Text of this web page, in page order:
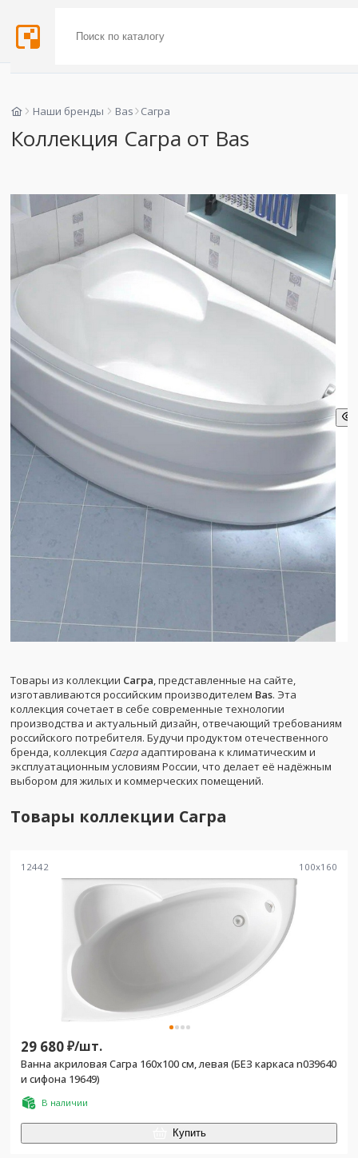
Наши бренды Bas Сагра
Коллекция Сагра от Bas
Товары из коллекции Сагра , представленные на сайте,
изготавливаются российским производителем Bas. Эта
коллекция сочетает в себе современные технологии
производства и актуальный дизайн, отвечающий требованиям
российского потребителя. Будучи продуктом отечественного
бренда, коллекция Сагра адаптирована к климатическим и
эксплуатационным условиям России, что делает её надёжным
выбором для жилых и коммерческих помещений.
Товары коллекции Сагра
12442 100x160
29 680₽/шт.
Ванна акриловая Сагра 160х100 см, левая (БЕЗ каркаса n039640
и сифона 19649)
В наличии
Купить